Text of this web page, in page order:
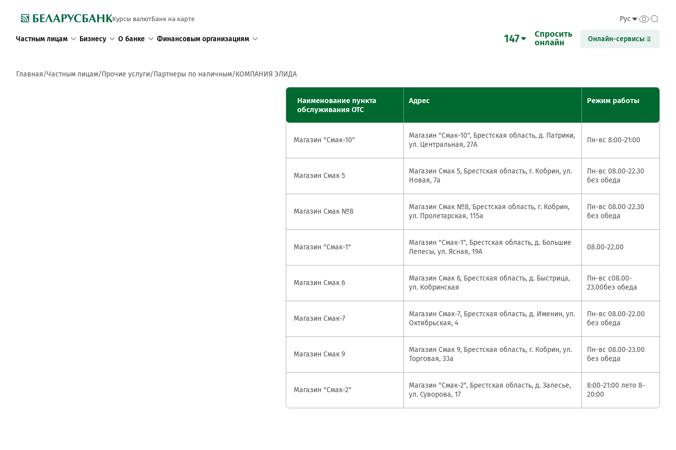
Курсы валютБанк на карте Рус
Бел
Частным лицам Бизнесу О банке Финансовым организациям 147
доступен по Беларуси
+375 25 767 88 77 Life
Режим работы Контакт-центра:
пн—пт 8:30 - 21:00*
сб—вс 9:00 - 18:00*
пн—пт 9:00 - 20:00*
Спросить онлайн
Контакт-центр
Контакты
Спросить
онлайн
Онлайн-сервисы
Онлайн-банк в
Онлайн-банк
Онлайн-банк на
компьютере
КРОК М-Банкинг
мобильное
приложение
карты на карту
мгновенных
платежей
номеру
Главная Частным лицам Прочие услуги Партнеры по наличным КОМПАНИЯ ЭЛИДА
Наименование пункта
обслуживания ОТС
Адрес Режим работы
Магазин "Смак-10"
Магазин "Смак-10", Брестская область, д. Патрики,
ул. Центральная, 27А
Пн-вс 8:00-21:00
Магазин Смак 5
Магазин Смак 5, Брестская область, г. Кобрин, ул.
Новая, 7а
Пн-вс 08.00-22.30
без обеда
Магазин Смак №8
Магазин Смак №8, Брестская область, г. Кобрин,
ул. Пролетарская, 115а
Пн-вс 08.00-22.30
без обеда
Магазин "Смак-1"
Магазин "Смак-1", Брестская область, д. Большие
Лепесы, ул. Ясная, 19А
08.00-22.00
Магазин Смак 6
Магазин Смак 6, Брестская область, д. Быстрица,
ул. Кобринская
Пн-вс с08.00-
23.00без обеда
Магазин Смак-7
Магазин Смак-7, Брестская область, д. Именин, ул.
Октябрьская, 4
Пн-вс 08.00-22.00
без обеда
Магазин Смак 9
Магазин Смак 9, Брестская область, г. Кобрин, ул.
Торговая, 33а
Пн-вс 08.00-23.00
без обеда
Магазин "Смак-2"
Магазин "Смак-2", Брестская область, д. Залесье,
ул. Суворова, 17
8:00-21:00 лето 8-
20:00